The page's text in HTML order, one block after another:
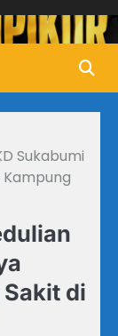
Sukabumi
Kampung
di